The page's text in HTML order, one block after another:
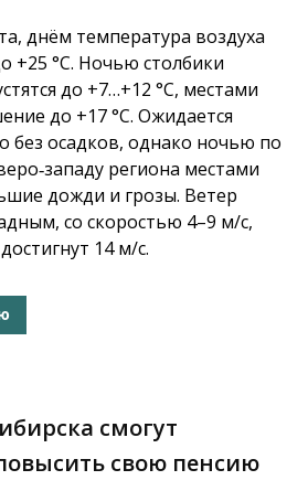
днём температура воздуха
+25 °C. Ночью столбики
до +7…+12 °C, местами
до +17 °C. Ожидается
без осадков, однако ночью по
региона местами
дожди и грозы. Ветер
со скоростью 4–9 м/с,
14 м/с.
смогут
свою пенсию